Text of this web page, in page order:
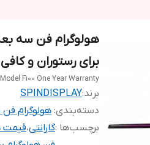
برای رستوران و
F100 One Year Warranty
برند:SPINDISPLAY
دسته‌بندی: هولوگرام
برچسب‌ها :گارانتی،قیمت